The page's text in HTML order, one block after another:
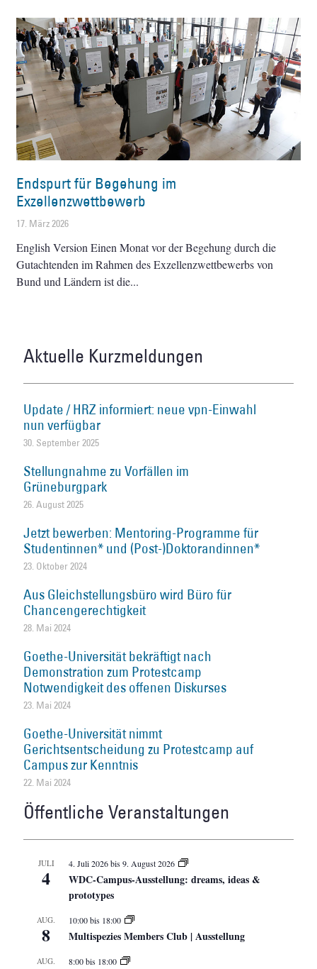
Endspurt für Begehung im
Exzellenzwettbewerb
17. März 2026
English Version Einen Monat vor der Begehung durch die
Gutachtenden im Rahmen des Exzellenzwettbewerbs von
Bund und Ländern ist die
Aktuelle Kurzmeldungen
Update / HRZ informiert: neue vpn-Einwahl
nun verfügbar
30. September 2025
Stellungnahme zu Vorfällen im
Grüneburgpark
26. August 2025
Jetzt bewerben: Mentoring-Programme für
Studentinnen* und (Post-)Doktorandinnen*
23. Oktober 2024
Aus Gleichstellungsbüro wird Büro für
Chancengerechtigkeit
28. Mai 2024
Goethe-Universität bekräftigt nach
Demonstration zum Protestcamp
Notwendigkeit des offenen Diskurses
23. Mai 2024
Goethe-Universität nimmt
Gerichtsentscheidung zu Protestcamp auf
Campus zur Kenntnis
22. Mai 2024
Öffentliche Veranstaltungen
JULI
4
4. Juli 2026bis9. August 2026
WDC-Campus-Ausstellung: dreams, ideas &
prototypes
AUG.
8
10:00bis 18:00
Multispezies Members Club | Ausstellung
AUG. 8:00bis 18:00